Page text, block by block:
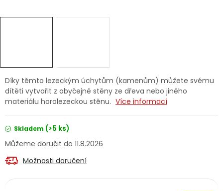
Značky
Velkoobchodní spolupráce (B2B)
Díky těmto lezeckým úchytům (kamenům) můžete svému
dítěti vytvořit z obyčejné stěny ze dřeva nebo jiného
materiálu horolezeckou stěnu. Více informací
Skladem (>5 ks)
11.8.2026
Možnosti doručení